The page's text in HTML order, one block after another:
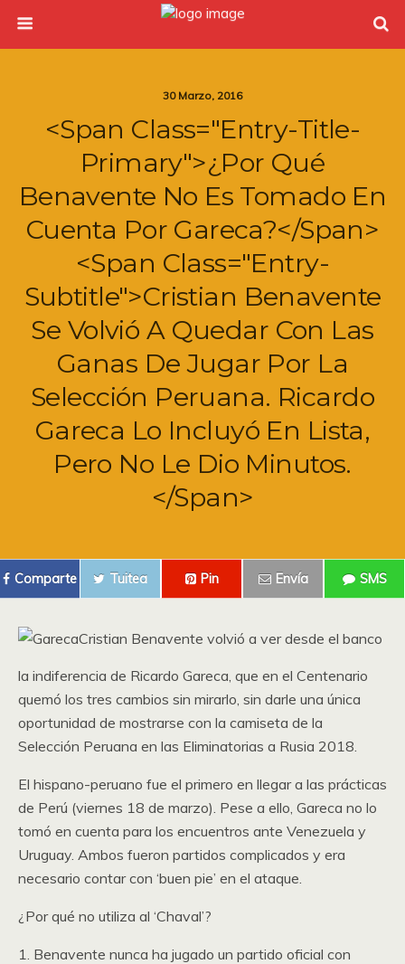
30 Marzo, 2016
<span Class="entry-Title-
Primary">¿Por Qué
Benavente No Es Tomado En
Cuenta Por Gareca?</span>
<span Class="entry-
Subtitle">Cristian Benavente
Se Volvió A Quedar Con Las
Ganas De Jugar Por La
Selección Peruana. Ricardo
Gareca Lo Incluyó En Lista,
Pero No Le Dio Minutos.
</span>
Comparte Tuitea Pin Envía SMS
Cristian Benavente volvió a ver desde el banco
la indiferencia de Ricardo Gareca, que en el Centenario
quemó los tres cambios sin mirarlo, sin darle una única
oportunidad de mostrarse con la camiseta de la
Selección Peruana en las Eliminatorias a Rusia 2018.
El hispano-peruano fue el primero en llegar a las prácticas
de Perú (viernes 18 de marzo). Pese a ello, Gareca no lo
tomó en cuenta para los encuentros ante Venezuela y
Uruguay. Ambos fueron partidos complicados y era
necesario contar con ‘buen pie’ en el ataque.
¿Por qué no utiliza al ‘Chaval’?
1. Benavente nunca ha jugado un partido oficial con